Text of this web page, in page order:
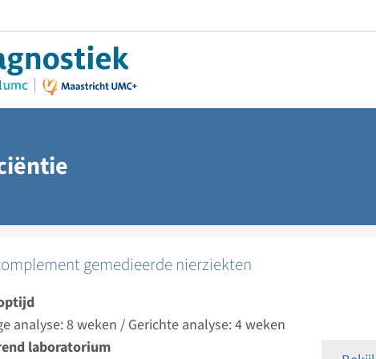
gemedieerde nierziekten
analyse: 8 weken / Gerichte analyse: 4 weken
laboratorium